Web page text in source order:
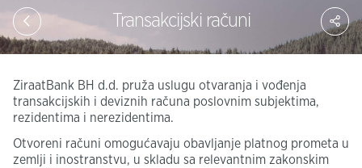
Transakcijski računi
ZiraatBank BH d.d. pruža uslugu otvaranja i vođenja
transakcijskih i deviznih računa poslovnim subjektima,
rezidentima i nerezidentima.
Otvoreni računi omogućavaju obavljanje platnog prometa u
zemlji i inostranstvu, u skladu sa relevantnim zakonskim